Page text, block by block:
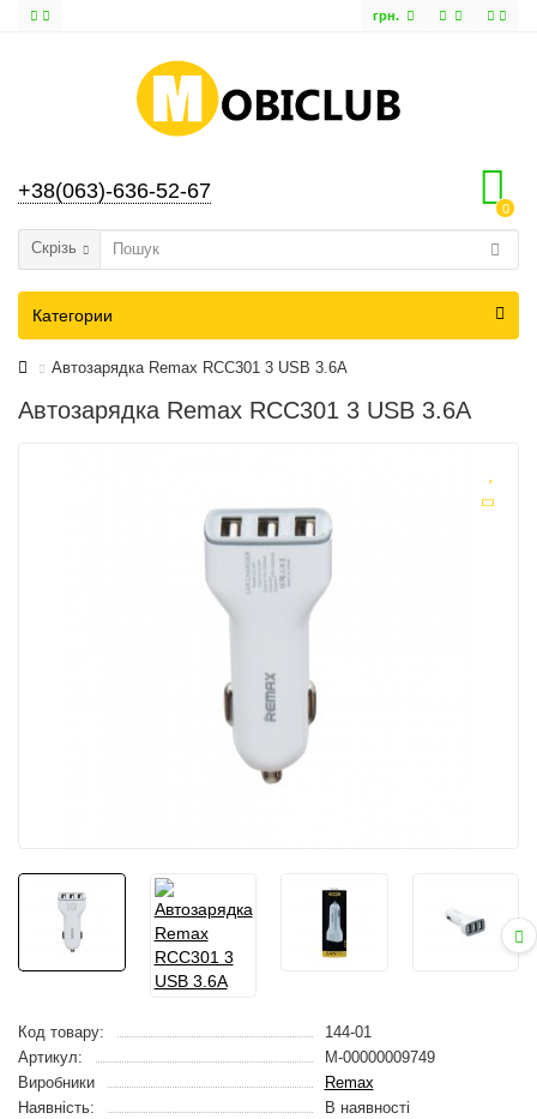
грн.
+38(063)-636-52-67
0
Скрізь
Категории
Автозарядка Remax RCC301 3 USB 3.6A
Автозарядка Remax RCC301 3 USB 3.6A
Код товару:
144-01
Артикул:
M-00000009749
Виробники
Remax
Наявність:
В наявності